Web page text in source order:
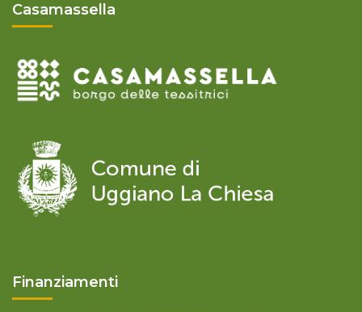
Casamassella
Finanziamenti